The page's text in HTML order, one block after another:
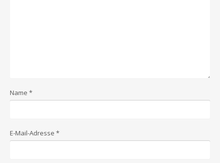
Name *
E-Mail-Adresse *